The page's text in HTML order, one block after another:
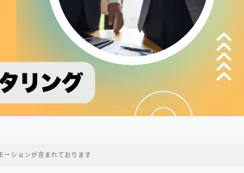
中国地方・四国地方の消費者金融
九州地方の消費者金融
中小消費者金融で借りる
ビジネスローン
ーションが含まれております